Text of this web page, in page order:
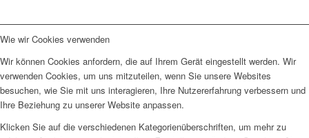
Wie wir Cookies verwenden
Wir können Cookies anfordern, die auf Ihrem Gerät eingestellt werden. Wir
verwenden Cookies, um uns mitzuteilen, wenn Sie unsere Websites
besuchen, wie Sie mit uns interagieren, Ihre Nutzererfahrung verbessern und
Ihre Beziehung zu unserer Website anpassen.
Klicken Sie auf die verschiedenen Kategorienüberschriften, um mehr zu